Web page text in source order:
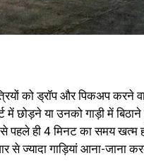
को ड्रॉप और पिकअप करने
में छोड़ने या उनको गाड़ी में
से पहले ही 4 मिनट का समय खत्म
से ज्यादा गाड़ियां आना-जाना